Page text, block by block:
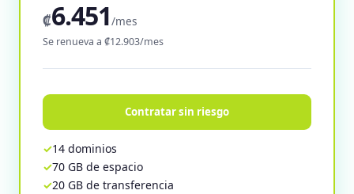
₡6.451/mes
Se renueva a ₡12.903/mes
Contratar sin riesgo
14 dominios
70 GB de espacio
20 GB de transferencia